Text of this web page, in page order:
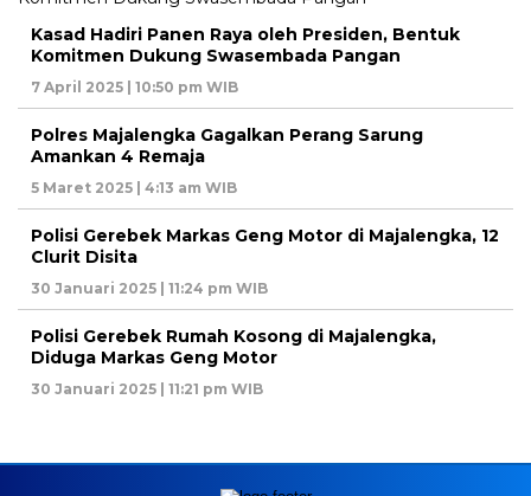
Kasad Hadiri Panen Raya oleh Presiden, Bentuk
Komitmen Dukung Swasembada Pangan
7 April 2025 | 10:50 pm WIB
Polres Majalengka Gagalkan Perang Sarung
Amankan 4 Remaja
5 Maret 2025 | 4:13 am WIB
Polisi Gerebek Markas Geng Motor di Majalengka, 12
Clurit Disita
30 Januari 2025 | 11:24 pm WIB
Polisi Gerebek Rumah Kosong di Majalengka,
Diduga Markas Geng Motor
30 Januari 2025 | 11:21 pm WIB